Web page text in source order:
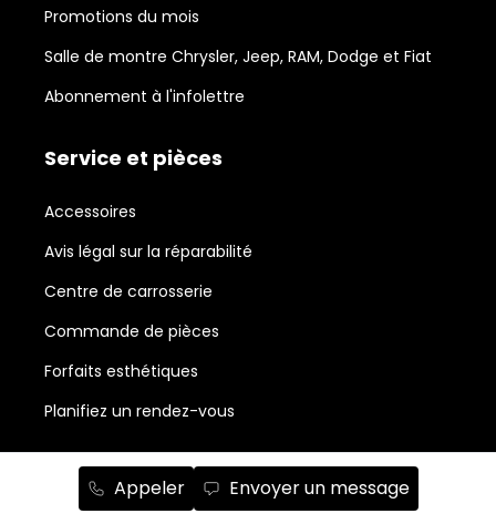
Appeler Envoyer un message
Promotions du mois
Salle de montre Chrysler, Jeep, RAM, Dodge et Fiat
Abonnement à l'infolettre
Service et pièces
Accessoires
Avis légal sur la réparabilité
Centre de carrosserie
Commande de pièces
Forfaits esthétiques
Planifiez un rendez-vous
Neufs en stock